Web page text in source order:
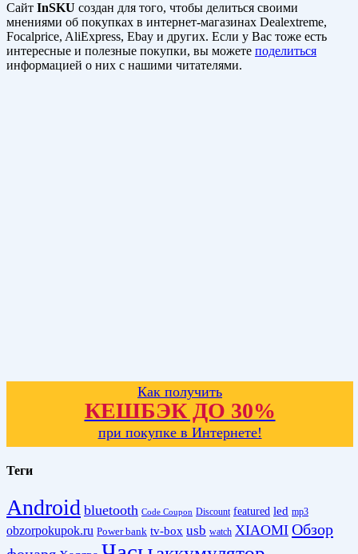
Сайт InSKU создан для того, чтобы делиться своими
мнениями об покупках в интернет-магазинах Dealextreme,
Focalprice, AliExpress, Ebay и других. Если у Вас тоже есть
интересные и полезные покупки, вы можете поделиться
информацией о них с нашими читателями.
Как получить
КЕШБЭК ДО 30%
при покупке в Интернете!
Теги
Android bluetooth Code Coupon Discount featured led mp3
obzorpokupok.ru Power bank tv-box usb watch XIAOMI Обзор